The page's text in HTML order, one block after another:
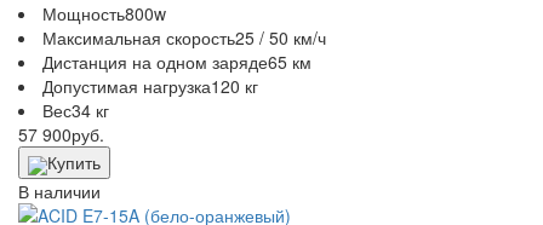
Мощность800w
Максимальная скорость25 / 50 км/ч
Дистанция на одном заряде65 км
Допустимая нагрузка120 кг
Вес34 кг
57 900руб.
Купить
В наличии